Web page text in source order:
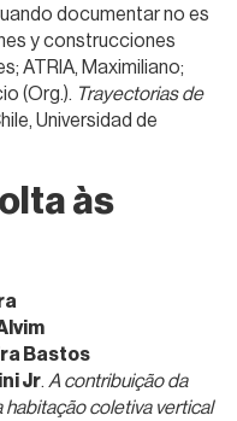
documentar no es
y construcciones
ATRIA, Maximiliano;
(Org.). Trayectorias de
Universidad de
às
Bastos
Jr. A contribuição da
coletiva vertical